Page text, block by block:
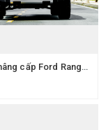
combo nâng cấp Ford Ranger: Body Raptor Ikana + Mâm lốp 17in + Bô trang trí